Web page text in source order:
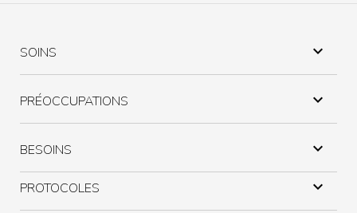
SOINS 
PRÉOCCUPATIONS 
BESOINS 
PROTOCOLES 